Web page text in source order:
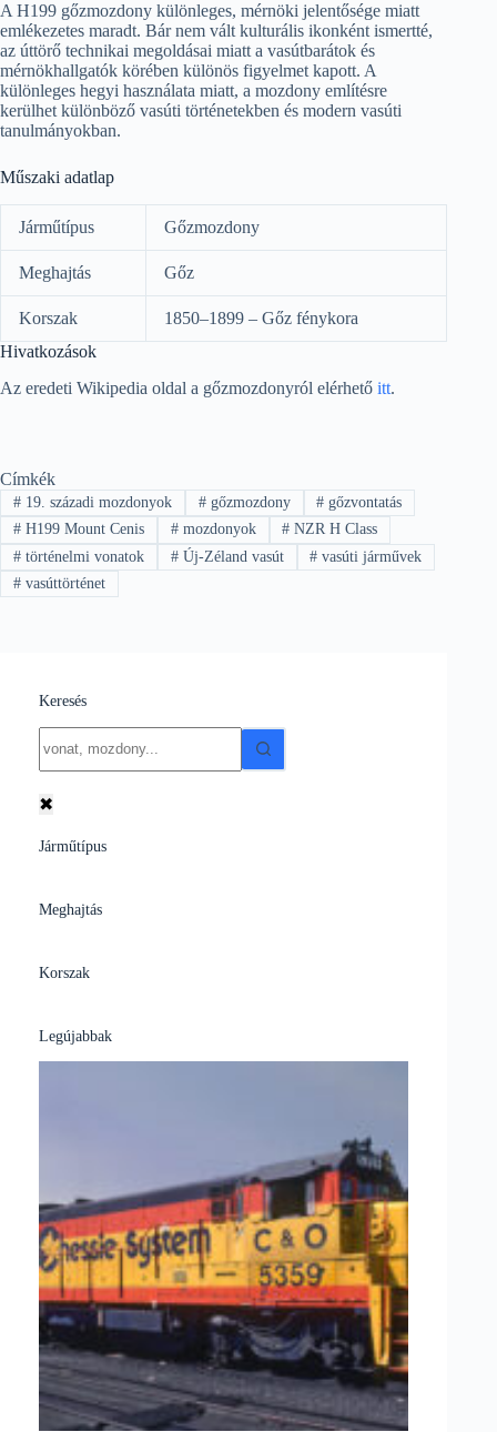
A H199 gőzmozdony különleges, mérnöki jelentősége miatt
emlékezetes maradt. Bár nem vált kulturális ikonként ismertté,
az úttörő technikai megoldásai miatt a vasútbarátok és
mérnökhallgatók körében különös figyelmet kapott. A
különleges hegyi használata miatt, a mozdony említésre
kerülhet különböző vasúti történetekben és modern vasúti
tanulmányokban.
Műszaki adatlap
Járműtípus Gőzmozdony
Meghajtás Gőz
Korszak
1850–1899 – Gőz fénykora
Hivatkozások
Az eredeti Wikipedia oldal a gőzmozdonyról elérhető itt.
Címkék
#19. századi mozdonyok #gőzmozdony # gőzvontatás
#H199 Mount Cenis #mozdonyok # NZR H Class
#történelmi vonatok #Új-Zéland vasút # vasúti járművek
#vasúttörténet
Keresés
results
✖
Járműtípus
Meghajtás
Korszak
Legújabbak